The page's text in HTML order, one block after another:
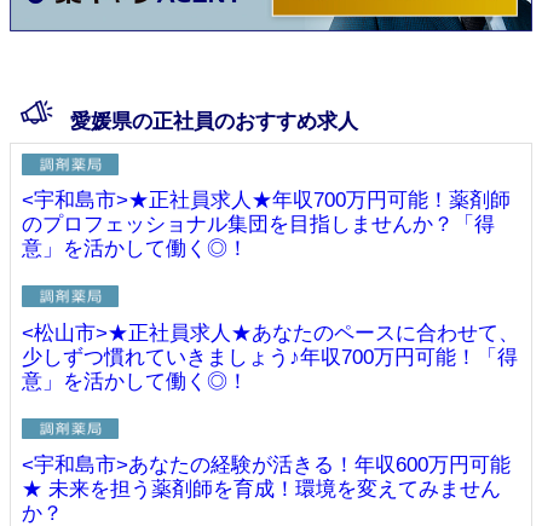
愛媛県の正社員のおすすめ求人
<宇和島市>★正社員求人★年収700万円可能！薬剤師
のプロフェッショナル集団を目指しませんか？「得
意」を活かして働く◎！
<松山市>★正社員求人★あなたのペースに合わせて、
少しずつ慣れていきましょう♪年収700万円可能！「得
意」を活かして働く◎！
<宇和島市>あなたの経験が活きる！年収600万円可能
★ 未来を担う薬剤師を育成！環境を変えてみません
か？